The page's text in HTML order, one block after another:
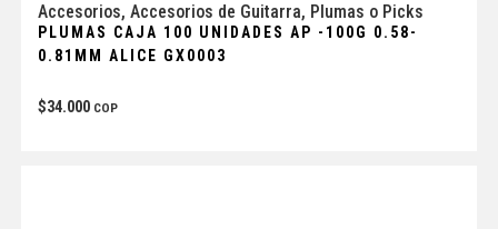
Accesorios, Accesorios de Guitarra, Plumas o Picks
PLUMAS CAJA 100 UNIDADES AP -100G 0.58-
0.81MM ALICE GX0003
$34.000 COP